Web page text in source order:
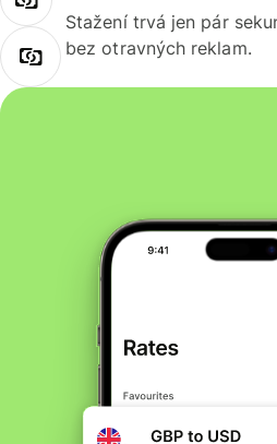
Stažení trvá jen pár
bez otravných reklam.